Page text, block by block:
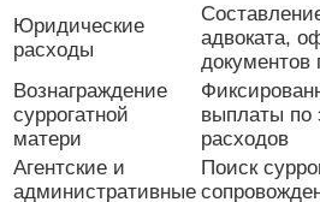
Юридические
расходы
адвоката,
документов
Вознаграждение
суррогатной
матери
выплаты по
расходов
Агентские и
административные
Поиск